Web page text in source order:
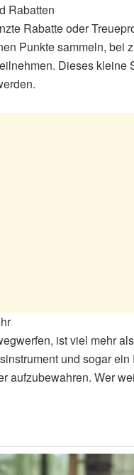
Rabatten
Rabatte oder
Punkte sammeln, bei
Dieses
ist viel mehr
und sogar
aufzubewahren. Wer